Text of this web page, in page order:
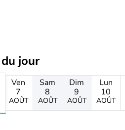
du jour
Ven
7
AOÛT
Sam
8
AOÛT
Dim
9
AOÛT
Lun
10
AOÛT